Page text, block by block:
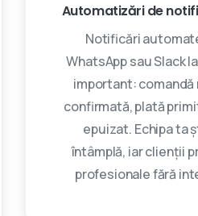
Automatizări de
Notificări
WhatsApp sau Slack
important: comandă
confirmată, plată
epuizat. Echipa ta
întâmplă, iar clienții
profesionale fără